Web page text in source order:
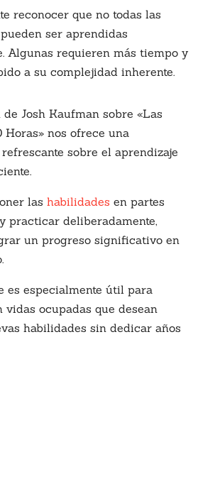
reconocer que no todas las
ser aprendidas
Algunas requieren más tiempo y
a su complejidad inherente.
Josh Kaufman sobre «Las
nos ofrece una
sobre el aprendizaje
las habilidades en partes
practicar deliberadamente,
un progreso significativo en
es especialmente útil para
vidas ocupadas que desean
habilidades sin dedicar años